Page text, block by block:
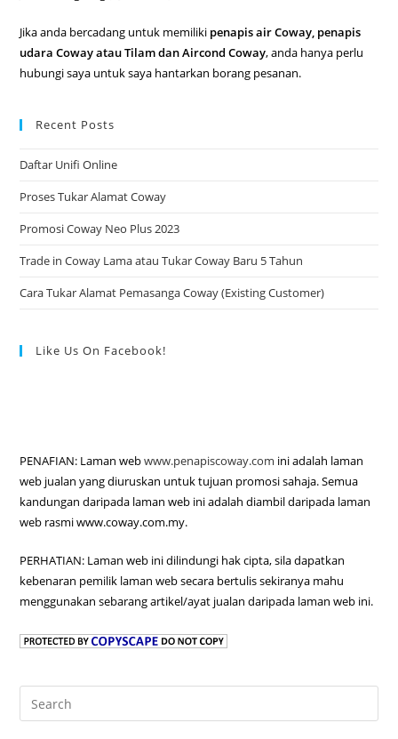
Jika anda bercadang untuk memiliki penapis air Coway, penapis
udara Coway atau Tilam dan Aircond Coway, anda hanya perlu
hubungi saya untuk saya hantarkan borang pesanan.
Recent Posts
Daftar Unifi Online
Proses Tukar Alamat Coway
Promosi Coway Neo Plus 2023
Trade in Coway Lama atau Tukar Coway Baru 5 Tahun
Cara Tukar Alamat Pemasanga Coway (Existing Customer)
Like Us On Facebook!
PENAFIAN: Laman webwww.penapiscoway.com ini adalah laman
web jualan yang diuruskan untuk tujuan promosi sahaja. Semua
kandungan daripada laman web ini adalah diambil daripada laman
web rasmi www.coway.com.my.
PERHATIAN: Laman web ini dilindungi hak cipta, sila dapatkan
kebenaran pemilik laman web secara bertulis sekiranya mahu
menggunakan sebarang artikel/ayat jualan daripada laman web ini.